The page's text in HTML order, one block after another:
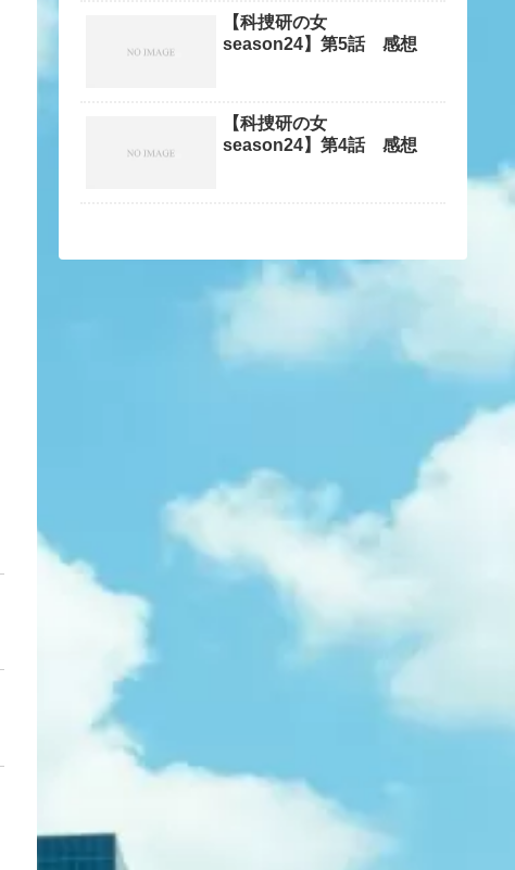
【科捜研の女
season24】第5話 感想
【科捜研の女
season24】第4話 感想